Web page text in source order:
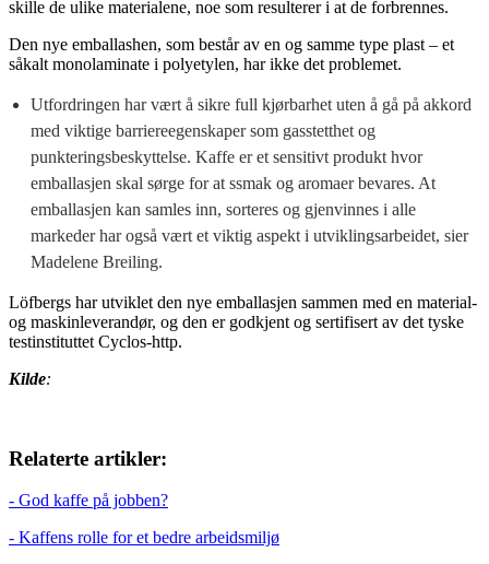
skille de ulike materialene, noe som resulterer i at de forbrennes.
Den nye emballashen, som består av en og samme type plast – et
såkalt monolaminate i polyetylen, har ikke det problemet.
Utfordringen har vært å sikre full kjørbarhet uten å gå på akkord
med viktige barriereegenskaper som gasstetthet og
punkteringsbeskyttelse. Kaffe er et sensitivt produkt hvor
emballasjen skal sørge for at ssmak og aromaer bevares. At
emballasjen kan samles inn, sorteres og gjenvinnes i alle
markeder har også vært et viktig aspekt i utviklingsarbeidet, sier
Madelene Breiling.
Löfbergs har utviklet den nye emballasjen sammen med en material-
og maskinleverandør, og den er godkjent og sertifisert av det tyske
testinstituttet Cyclos-http.
Kilde:
Relaterte artikler:
- God kaffe på jobben?
- Kaffens rolle for et bedre arbeidsmiljø